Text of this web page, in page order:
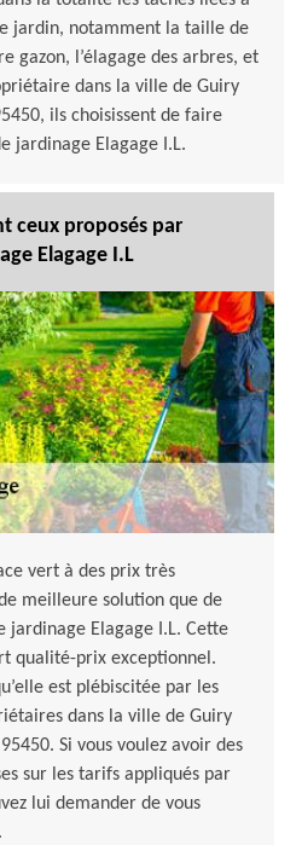
jardin, notamment la taille de
gazon, l’élagage des arbres, et
dans la ville de Guiry
ils choisissent de faire
jardinage Elagage I.L.
ceux proposés par
Elagage I.L
vert à des prix très
meilleure solution que de
jardinage Elagage I.L. Cette
qualité-prix exceptionnel.
est plébiscitée par les
dans la ville de Guiry
Si vous voulez avoir des
sur les tarifs appliqués par
lui demander de vous